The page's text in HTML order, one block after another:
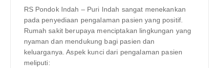
RS Pondok Indah – Puri Indah sangat menekankan
pada penyediaan pengalaman pasien yang positif.
Rumah sakit berupaya menciptakan lingkungan yang
nyaman dan mendukung bagi pasien dan
keluarganya. Aspek kunci dari pengalaman pasien
meliputi: